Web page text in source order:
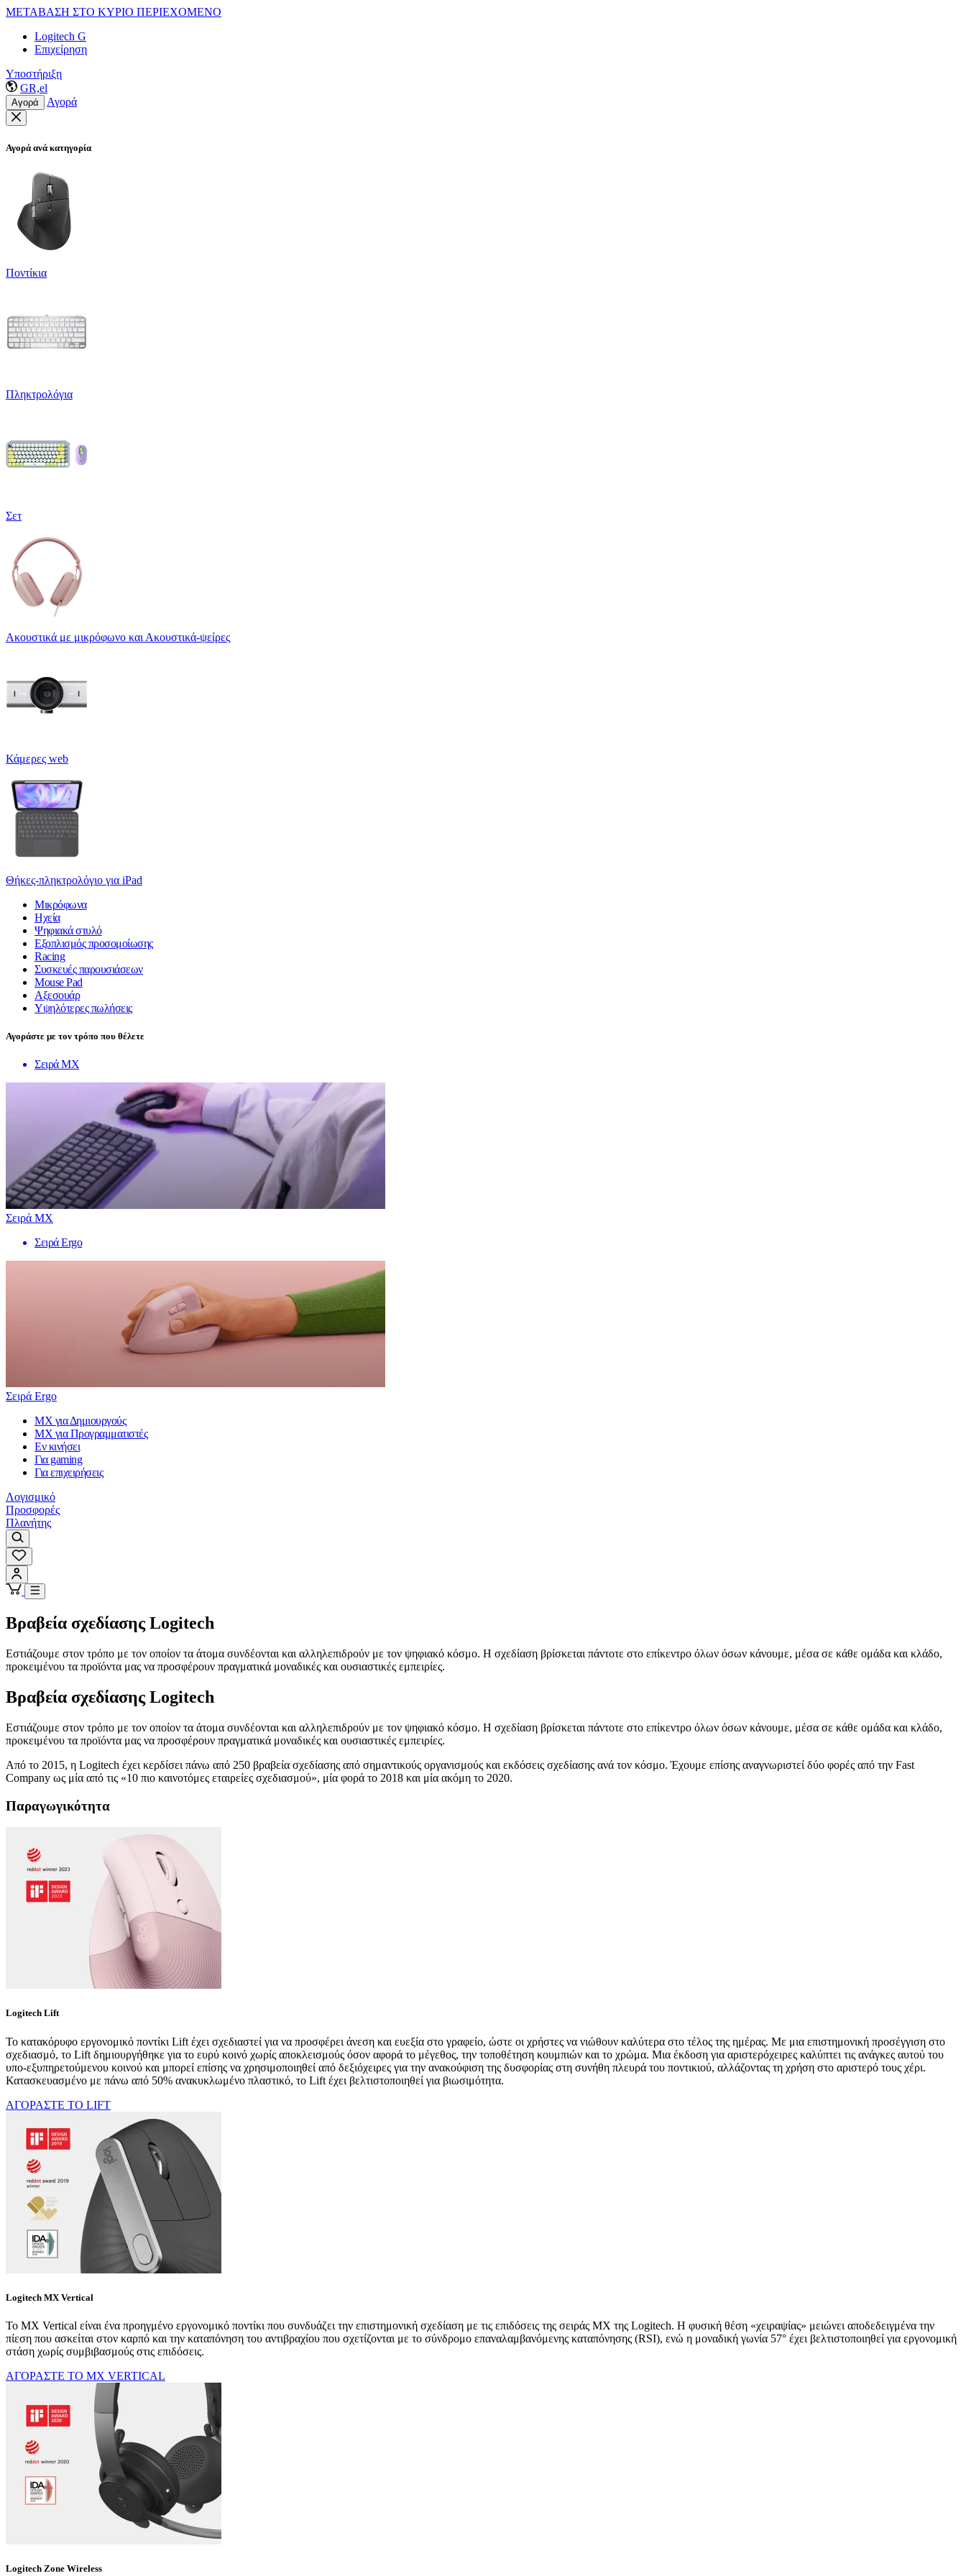
ΜΕΤΑΒΑΣΗ ΣΤΟ ΚΥΡΙΟ ΠΕΡΙΕΧΟΜΕΝΟ
Logitech G
Επιχείρηση
Υποστήριξη
GR,el
Αγορά Αγορά
Αγορά ανά κατηγορία
Ποντίκια
Πληκτρολόγια
Σετ
Ακουστικά με μικρόφωνο και Ακουστικά-ψείρες
Κάμερες web
Θήκες-πληκτρολόγιο για iPad
Μικρόφωνα
Ηχεία
Ψηφιακά στυλό
Εξοπλισμός προσομοίωσης
Racing
Συσκευές παρουσιάσεων
Mouse Pad
Αξεσουάρ
Υψηλότερες πωλήσεις
Αγοράστε με τον τρόπο που θέλετε
Σειρά MX
Σειρά MX
Σειρά Ergo
Σειρά Ergo
MX για Δημιουργούς
MX για Προγραμματιστές
Εν κινήσει
Για gaming
Για επιχειρήσεις
Λογισμικό
Προσφορές
Πλανήτης
Βραβεία σχεδίασης Logitech
Εστιάζουμε στον τρόπο με τον οποίον τα άτομα συνδέονται και αλληλεπιδρούν με τον ψηφιακό κόσμο. Η σχεδίαση βρίσκεται πάντοτε στο επίκεντρο όλων όσων κάνουμε, μέσα σε κάθε ομάδα και κλάδο,
προκειμένου τα προϊόντα μας να προσφέρουν πραγματικά μοναδικές και ουσιαστικές εμπειρίες.
Βραβεία σχεδίασης Logitech
Εστιάζουμε στον τρόπο με τον οποίον τα άτομα συνδέονται και αλληλεπιδρούν με τον ψηφιακό κόσμο. Η σχεδίαση βρίσκεται πάντοτε στο επίκεντρο όλων όσων κάνουμε, μέσα σε κάθε ομάδα και κλάδο,
προκειμένου τα προϊόντα μας να προσφέρουν πραγματικά μοναδικές και ουσιαστικές εμπειρίες.
Από το 2015, η Logitech έχει κερδίσει πάνω από 250 βραβεία σχεδίασης από σημαντικούς οργανισμούς και εκδόσεις σχεδίασης ανά τον κόσμο. Έχουμε επίσης αναγνωριστεί δύο φορές από την Fast
Company ως μία από τις «10 πιο καινοτόμες εταιρείες σχεδιασμού», μία φορά το 2018 και μία ακόμη το 2020.
Παραγωγικότητα
Logitech Lift
Το κατακόρυφο εργονομικό ποντίκι Lift έχει σχεδιαστεί για να προσφέρει άνεση και ευεξία στο γραφείο, ώστε οι χρήστες να νιώθουν καλύτερα στο τέλος της ημέρας. Με μια επιστημονική προσέγγιση στο
σχεδιασμό, το Lift δημιουργήθηκε για το ευρύ κοινό χωρίς αποκλεισμούς όσον αφορά το μέγεθος, την τοποθέτηση κουμπιών και το χρώμα. Μια έκδοση για αριστερόχειρες καλύπτει τις ανάγκες αυτού του
υπο-εξυπηρετούμενου κοινού και μπορεί επίσης να χρησιμοποιηθεί από δεξιόχειρες για την ανακούφιση της δυσφορίας στη συνήθη πλευρά του ποντικιού, αλλάζοντας τη χρήση στο αριστερό τους χέρι.
Κατασκευασμένο με πάνω από 50% ανακυκλωμένο πλαστικό, το Lift έχει βελτιστοποιηθεί για βιωσιμότητα.
ΑΓΟΡΑΣΤΕ ΤΟ LIFT
Logitech MX Vertical
Το MX Vertical είναι ένα προηγμένο εργονομικό ποντίκι που συνδυάζει την επιστημονική σχεδίαση με τις επιδόσεις της σειράς MX της Logitech. Η φυσική θέση «χειραψίας» μειώνει αποδεδειγμένα την
πίεση που ασκείται στον καρπό και την καταπόνηση του αντιβραχίου που σχετίζονται με το σύνδρομο επαναλαμβανόμενης καταπόνησης (RSI), ενώ η μοναδική γωνία 57° έχει βελτιστοποιηθεί για εργονομική
στάση χωρίς συμβιβασμούς στις επιδόσεις.
ΑΓΟΡΑΣΤΕ ΤΟ MX VERTICAL
Logitech Zone Wireless